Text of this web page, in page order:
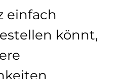
einfach
könnt,